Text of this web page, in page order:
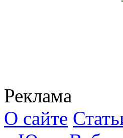
Реклама
О сайте